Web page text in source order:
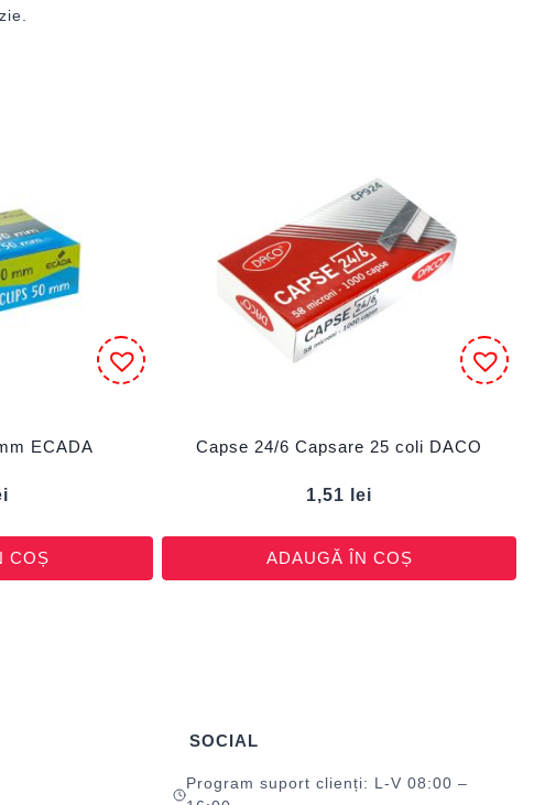
ECADA
COȘ
Capse 24/6 Capsare 25 coli DACO
1,51 lei
ADAUGĂ ÎN COȘ
SOCIAL
Program suport clienți: L-V 08:00 –